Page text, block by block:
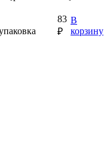
83
₽
В
корзину